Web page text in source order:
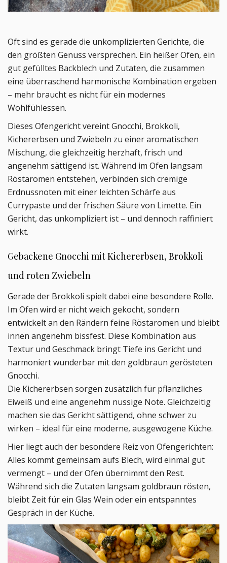
Oft sind es gerade die unkomplizierten Gerichte, die
den größten Genuss versprechen. Ein heißer Ofen, ein
gut gefülltes Backblech und Zutaten, die zusammen
eine überraschend harmonische Kombination ergeben
– mehr braucht es nicht für ein modernes
Wohlfühlessen.
Dieses Ofengericht vereint Gnocchi, Brokkoli,
Kichererbsen und Zwiebeln zu einer aromatischen
Mischung, die gleichzeitig herzhaft, frisch und
angenehm sättigend ist. Während im Ofen langsam
Röstaromen entstehen, verbinden sich cremige
Erdnussnoten mit einer leichten Schärfe aus
Currypaste und der frischen Säure von Limette. Ein
Gericht, das unkompliziert ist – und dennoch raffiniert
wirkt.
Gebackene Gnocchi mit Kichererbsen, Brokkoli
und roten Zwiebeln
Gerade der Brokkoli spielt dabei eine besondere Rolle.
Im Ofen wird er nicht weich gekocht, sondern
entwickelt an den Rändern feine Röstaromen und bleibt
innen angenehm bissfest. Diese Kombination aus
Textur und Geschmack bringt Tiefe ins Gericht und
harmoniert wunderbar mit den goldbraun gerösteten
Gnocchi.
Die Kichererbsen sorgen zusätzlich für pflanzliches
Eiweiß und eine angenehm nussige Note. Gleichzeitig
machen sie das Gericht sättigend, ohne schwer zu
wirken – ideal für eine moderne, ausgewogene Küche.
Hier liegt auch der besondere Reiz von Ofengerichten:
Alles kommt gemeinsam aufs Blech, wird einmal gut
vermengt – und der Ofen übernimmt den Rest.
Während sich die Zutaten langsam goldbraun rösten,
bleibt Zeit für ein Glas Wein oder ein entspanntes
Gespräch in der Küche.